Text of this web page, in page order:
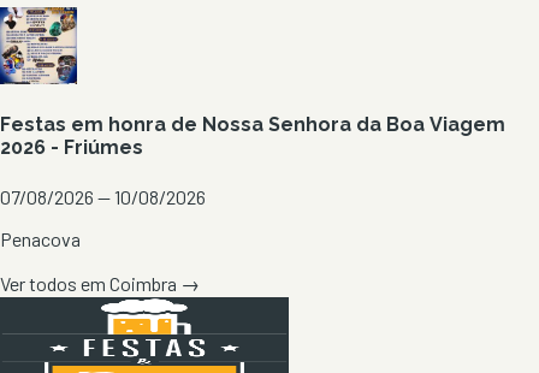
Festas em honra de Nossa Senhora da Boa Viagem
2026 - Friúmes
07/08/2026 — 10/08/2026
Penacova
Ver todos em Coimbra →